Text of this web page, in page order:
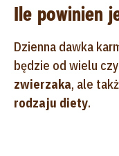
Ile powinien
Dzienna dawka
będzie od wielu
zwierzaka, ale
rodzaju diety.